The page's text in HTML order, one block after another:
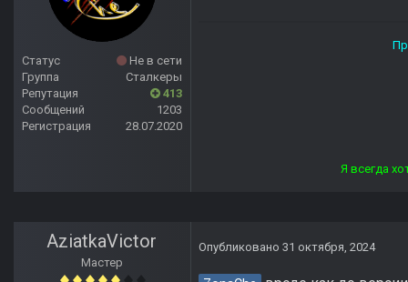
Статус
Не в сети
Группа
Сталкеры
Репутация
413
Сообщений
1203
Регистрация
28.07.2020
Прямой дороги тебе,
Я всегда хотел отвечать
AziatkaVictor
Мастер
Опубликовано 31 октября, 2024